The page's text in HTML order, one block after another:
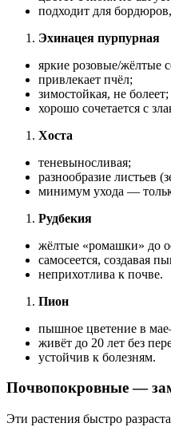
подходит для
Эхинацея пурпурная
яркие розовые/жёлтые
привлекает пчёл;
зимостойкая, не болеет;
хорошо сочетается с
Хоста
теневыносливая;
разнообразие листьев
минимум ухода —
Рудбекия
жёлтые «ромашки» до
самосеется, создавая
неприхотлива к почве.
Пион
пышное цветение в
живёт до 20 лет без
устойчив к болезням.
Почвопокровные —
Эти растения быстро